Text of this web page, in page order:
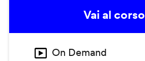
Vai al corso
On Demand